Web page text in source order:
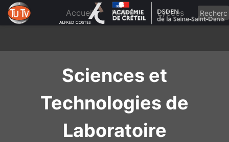
content
Accueil Filières Lycées
Sciences et
Technologies de
Laboratoire